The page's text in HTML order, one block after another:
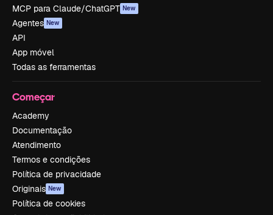
MCP para Claude/ChatGPT New
Agentes New
API
App móvel
Todas as ferramentas
Começar
Academy
Documentação
Atendimento
Termos e condições
Política de privacidade
Originais New
Política de cookies